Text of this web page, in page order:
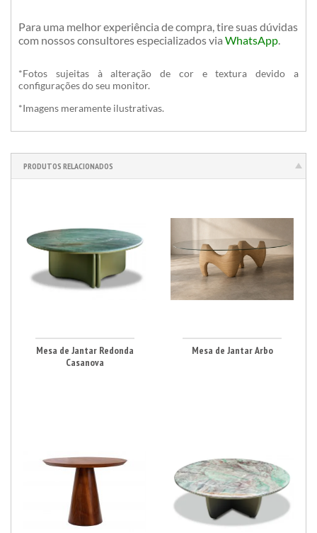
Para uma melhor experiência de compra, tire suas dúvidas
com nossos consultores especializadosvia WhatsApp
*Fotos sujeitas à alteração de cor e textura devido a
configurações do seu monitor.
*Imagens meramente ilustrativas.
PRODUTOS RELACIONADOS
Mesa de Jantar Redonda
Casanova
Mesa de Jantar Arbo